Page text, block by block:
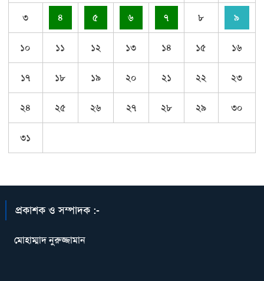
৩ ৪ ৫ ৬ ৭ ৮ ৯
১০ ১১ ১২ ১৩ ১৪ ১৫ ১৬
১৭ ১৮ ১৯ ২০ ২১ ২২ ২৩
২৪ ২৫ ২৬ ২৭ ২৮ ২৯ ৩০
৩১
প্রকাশক ও সম্পাদক :-
মোহাম্মাদ নুরুজ্জামান